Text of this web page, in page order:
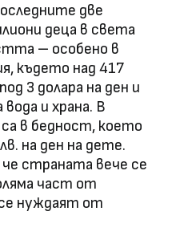
две
деца в света
– особено в
където над 417
3 долара на ден и
и храна. В
в бедност, което
на ден на дете.
страната вече се
част от
нуждаят от